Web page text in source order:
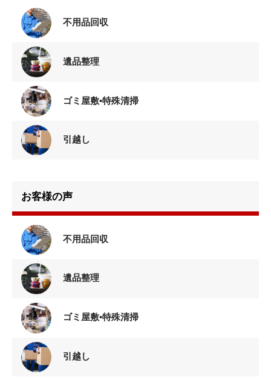
不用品回収
遺品整理
ゴミ屋敷•特殊清掃
引越し
お客様の声
不用品回収
遺品整理
ゴミ屋敷•特殊清掃
引越し